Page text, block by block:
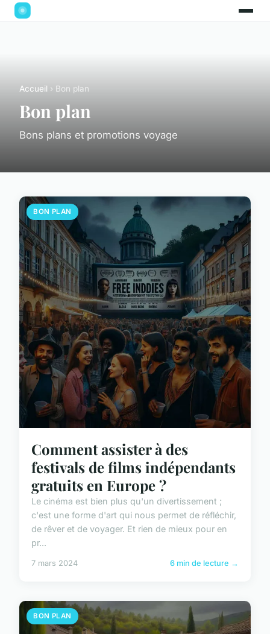
Accueil › Bon plan
Bon plan
Bons plans et promotions voyage
BON PLAN
Comment assister à des
festivals de films indépendants
gratuits en Europe ?
Le cinéma est bien plus qu'un divertissement ;
c'est une forme d'art qui nous permet de réfléchir,
de rêver et de voyager. Et rien de mieux pour en
pr...
7 mars 2024 6 min de lecture →
BON PLAN